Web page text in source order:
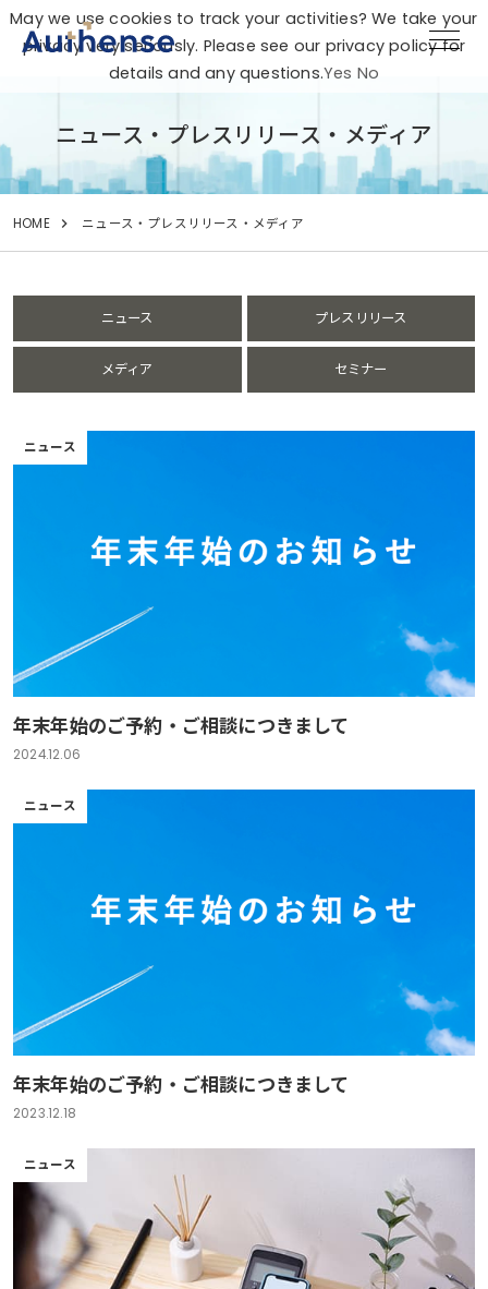
ニュース・プレスリリース・メディア
HOME ニュース・プレスリリース・メディア
ニュース プレスリリース
メディア セミナー
ニュース
年末年始のご予約・ご相談につきまして
2024.12.06
ニュース
年末年始のご予約・ご相談につきまして
2023.12.18
ニュース
May we use cookies to track your activities? We take your
privacy very seriously. Please see our privacy policy for
details and any questions.Yes No